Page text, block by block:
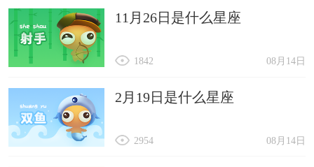
11月26日是什么星座
08月14日
1842
2月19日是什么星座
08月14日
2954